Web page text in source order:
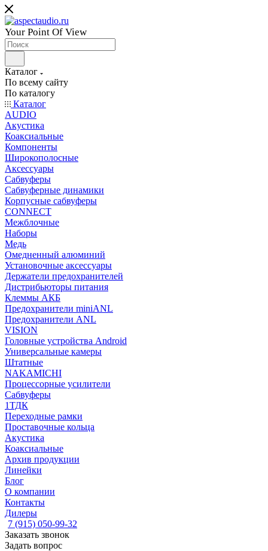
Your Point Of View
Каталог
По всему сайту
По каталогу
Каталог
AUDIO
Акустика
Коаксиальные
Компоненты
Широкополосные
Аксессуары
Сабвуферы
Сабвуферные динамики
Корпусные сабвуферы
CONNECT
Межблочные
Наборы
Медь
Омедненный алюминий
Установочные аксессуары
Держатели предохранителей
Дистрибьюторы питания
Клеммы АКБ
Предохранители miniANL
Предохранители ANL
VISION
Головные устройства Android
Универсальные камеры
Штатные
NAKAMICHI
Процессорные усилители
Сабвуферы
1ТДК
Переходные рамки
Проставочные кольца
Акустика
Коаксиальные
Архив продукции
Линейки
Блог
О компании
Контакты
Дилеры
7 (915) 050-99-32
Заказать звонок
Задать вопрос